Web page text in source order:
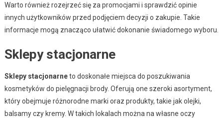
Warto również rozejrzeć się za promocjami i sprawdzić opinie
innych użytkowników przed podjęciem decyzji o zakupie. Takie
informacje mogą znacząco ułatwić dokonanie świadomego wyboru.
Sklepy stacjonarne
Sklepy stacjonarneto doskonałe miejsca do poszukiwania
kosmetyków do pielęgnacji brody. Oferują one szeroki asortyment,
który obejmuje różnorodne marki oraz produkty, takie jak olejki,
balsamy czy kremy. W takich lokalach można na własne oczy